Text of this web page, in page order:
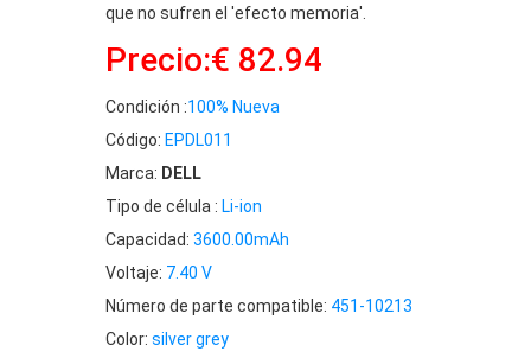
que no sufren el 'efecto memoria'.
Precio:€ 82.94
Condición :100% Nueva
Código: EPDL011
Marca: DELL
Tipo de célula : Li-ion
Capacidad: 3600.00mAh
Voltaje: 7.40 V
Número de parte compatible: 451-10213
Color: silver grey